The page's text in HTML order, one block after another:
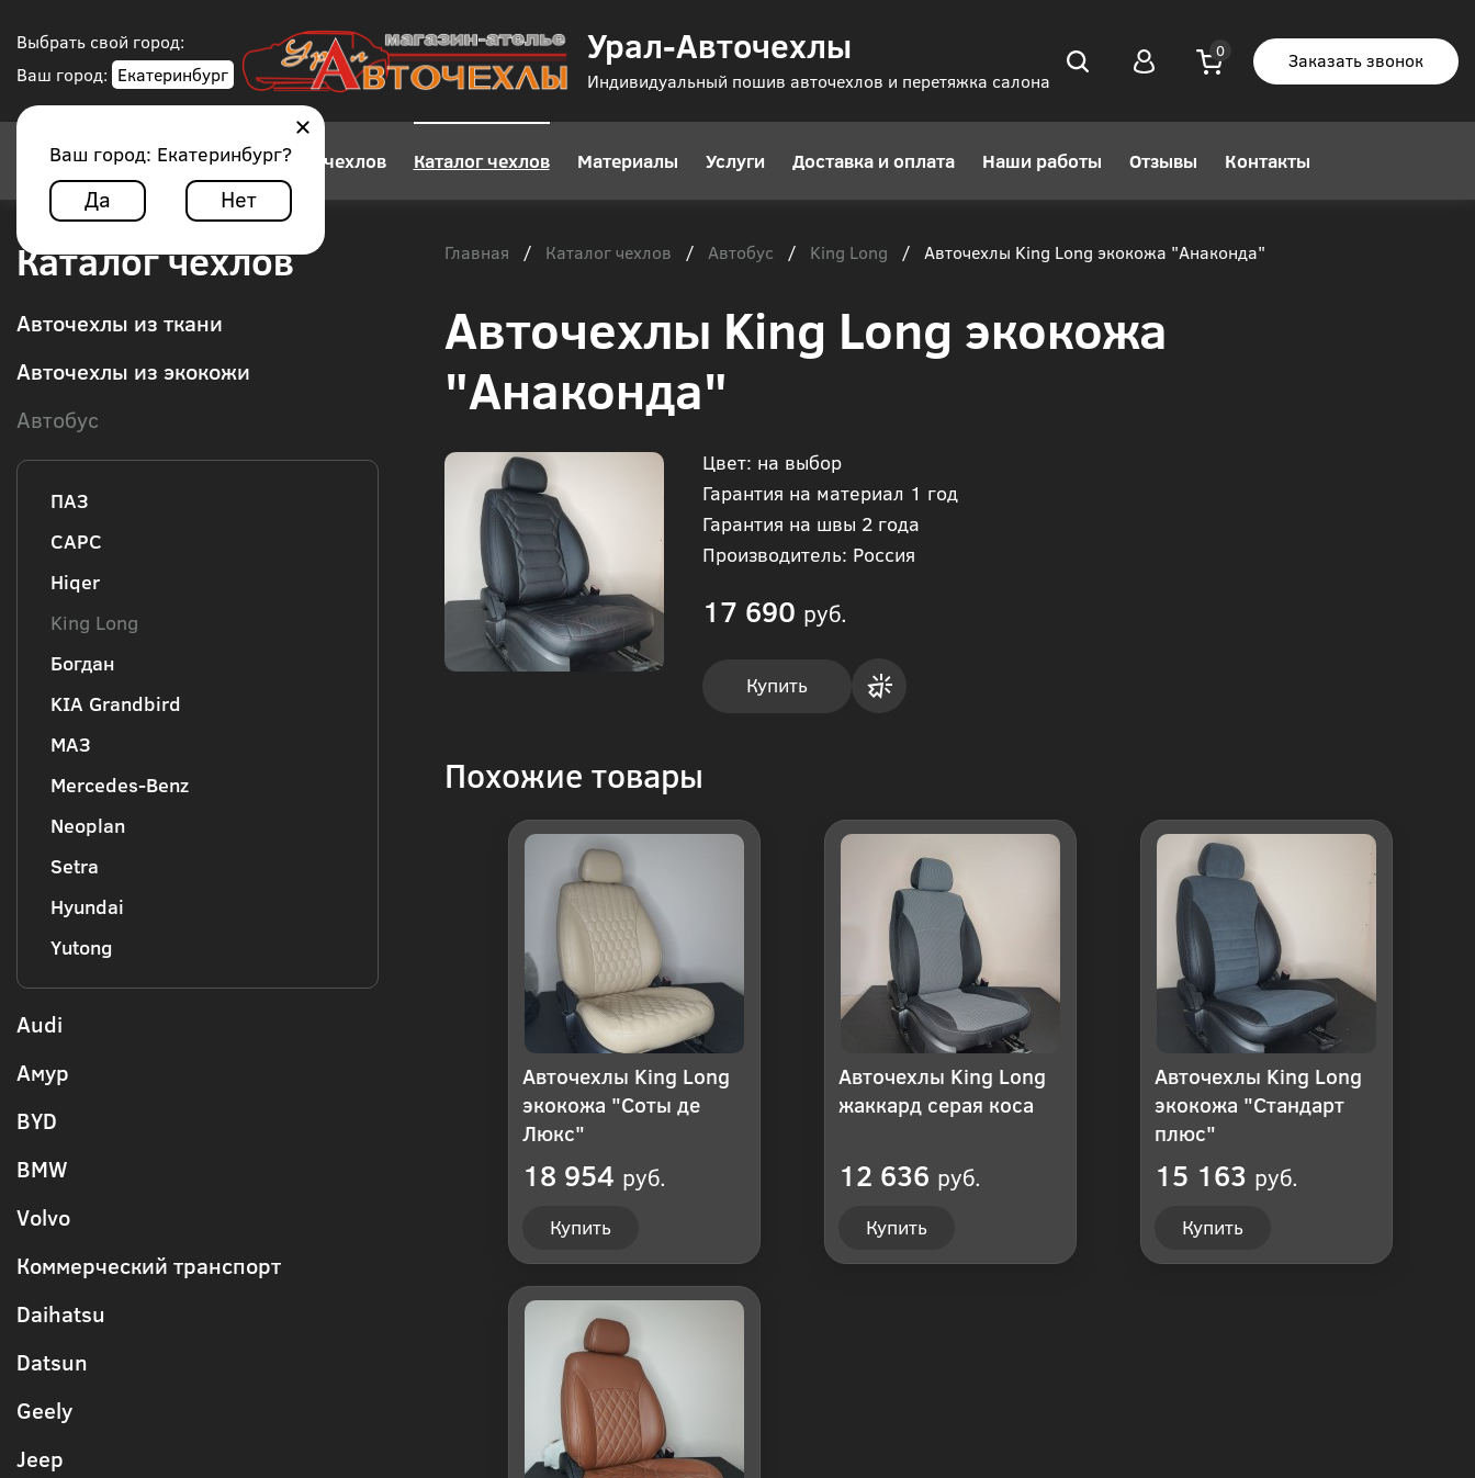
Выбрать свой город:
Ваш город: Екатеринбург
Ваш город: Екатеринбург?
Да Нет
Урал-Авточехлы
Индивидуальный пошив авточехлов и перетяжка салона
Заказать звонок
Конструктор авточехлов Каталог чехлов Материалы Услуги Доставка и оплата Наши работы Отзывы Контакты
Каталог чехлов
Авточехлы из ткани
Авточехлы из экокожи
Автобус
ПАЗ
CAPC
Hiqer
King Long
Богдан
KIA Grandbird
МАЗ
Mercedes-Benz
Neoplan
Setra
Hyundai
Yutong
Audi
Амур
BYD
BMW
Volvo
Коммерческий транспорт
Daihatsu
Datsun
Geely
Jeep
Главная / Каталог чехлов / Автобус / King Long / Авточехлы King Long экокожа "Анаконда"
Авточехлы King Long экокожа
"Анаконда"
Цвет: на выбор
Гарантия на материал 1 год
Гарантия на швы 2 года
Производитель: Россия
17 690 руб.
Купить
Похожие товары
Авточехлы King Long
экокожа "Соты де
Люкс"
18 954 руб.
Купить
Авточехлы King Long
жаккард серая коса
12 636 руб.
Купить
Авточехлы King Long
экокожа "Стандарт
плюс"
15 163 руб.
Купить